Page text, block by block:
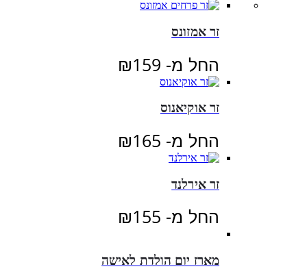
זר אמזונס
החל מ- ₪159
זר אוקיאנוס
החל מ- ₪165
זר אירלנד
החל מ- ₪155
מארז יום הולדת לאישה